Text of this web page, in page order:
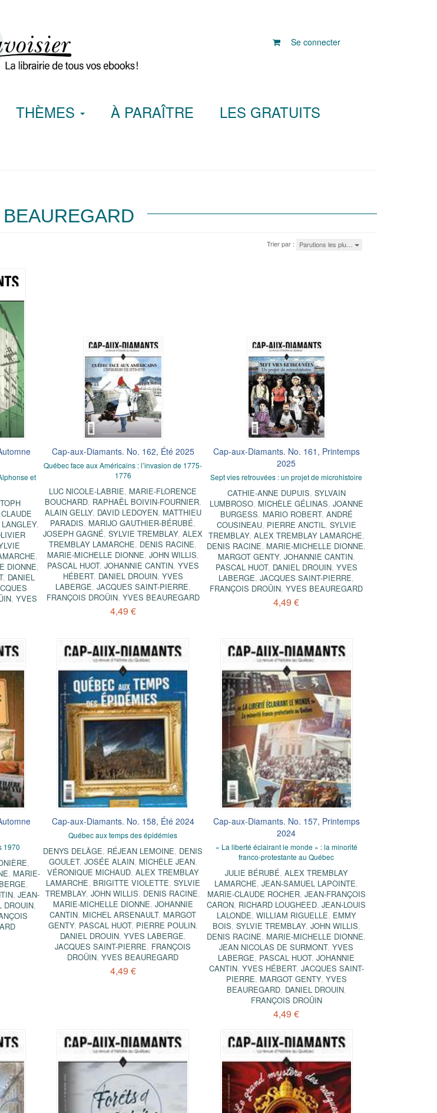
Se connecter
THÈMES À PARAÎTRE LES GRATUITS
Trier par : Parutions les plu…
et
CLAUDE
,
,
DIONNE,
, DANIEL
,YVES
Cap-aux-Diamants. No. 162, Été 2025
Québec face aux Américains : l’invasion de 1775-
1776
LUC NICOLE-LABRIE, MARIE-FLORENCE
BOUCHARD, RAPHAËL BOIVIN-FOURNIER,
ALAIN GELLY, DAVID LEDOYEN, MATTHIEU
PARADIS, MARIJO GAUTHIER-BÉRUBÉ,
JOSEPH GAGNÉ,SYLVIE TREMBLAY,ALEX
TREMBLAY LAMARCHE, DENIS RACINE,
MARIE-MICHELLE DIONNE, JOHN WILLIS,
PASCAL HUOT, JOHANNIE CANTIN, YVES
HÉBERT, DANIEL DROUIN, YVES
LABERGE, JACQUES SAINT-PIERRE,
FRANÇOIS DROÜIN, YVES BEAUREGARD
4,49 €
Cap-aux-Diamants. No. 161, Printemps
2025
Sept vies retrouvées : un projet de microhistoire
CATHIE-ANNE DUPUIS, SYLVAIN
LUMBROSO, MICHÈLE GÉLINAS, JOANNE
BURGESS, MARIO ROBERT, ANDRÉ
COUSINEAU, PIERRE ANCTIL , SYLVIE
TREMBLAY, ALEX TREMBLAY LAMARCHE,
DENIS RACINE, MARIE-MICHELLE DIONNE,
MARGOT GENTY, JOHANNIE CANTIN,
PASCAL HUOT, DANIEL DROUIN, YVES
LABERGE,JACQUES SAINT-PIERRE,
FRANÇOIS DROÜIN,YVES BEAUREGARD
4,49 €
1970
,
, MARIE-
,
, JEAN-
DROUIN,
Cap-aux-Diamants. No. 158, Été 2024
Québec aux temps des épidémies
DENYS DELÂGE, RÉJEAN LEMOINE, DENIS
GOULET, JOSÉE ALAIN, MICHÈLE JEAN,
VÉRONIQUE MICHAUD, ALEX TREMBLAY
LAMARCHE, BRIGITTE VIOLETTE, SYLVIE
TREMBLAY,JOHN WILLIS, DENIS RACINE,
MARIE-MICHELLE DIONNE, JOHANNIE
CANTIN, MICHEL ARSENAULT, MARGOT
GENTY, PASCAL HUOT, PIERRE POULIN,
DANIEL DROUIN, YVES LABERGE,
JACQUES SAINT-PIERRE, FRANÇOIS
DROÜIN,YVES BEAUREGARD
4,49 €
Cap-aux-Diamants. No. 157, Printemps
2024
« La liberté éclairant le monde » : la minorité
franco-protestante au Québec
JULIE BÉRUBÉ, ALEX TREMBLAY
LAMARCHE,JEAN-SAMUEL LAPOINTE,
MARIE-CLAUDE ROCHER, JEAN-FRANÇOIS
CARON, RICHARD LOUGHEED,JEAN-LOUIS
LALONDE, WILLIAM RIGUELLE, EMMY
BOIS, SYLVIE TREMBLAY, JOHN WILLIS,
DENIS RACINE, MARIE-MICHELLE DIONNE,
JEAN NICOLAS DE SURMONT,YVES
LABERGE, PASCAL HUOT,JOHANNIE
CANTIN, YVES HÉBERT, JACQUES SAINT-
PIERRE, MARGOT GENTY, YVES
BEAUREGARD, DANIEL DROUIN,
FRANÇOIS DROÜIN
4,49 €